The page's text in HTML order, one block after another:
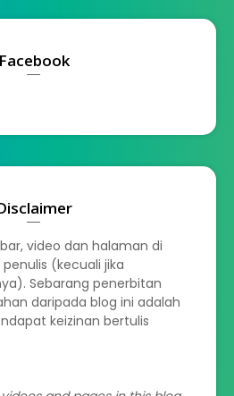
Facebook
video dan halaman di
(kecuali jika
Sebarang penerbitan
daripada blog ini adalah
keizinan bertulis